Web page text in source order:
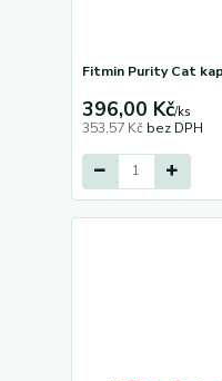
Fitmin Purity Cat
396,00 Kč/ks
353,57 Kč bez DPH